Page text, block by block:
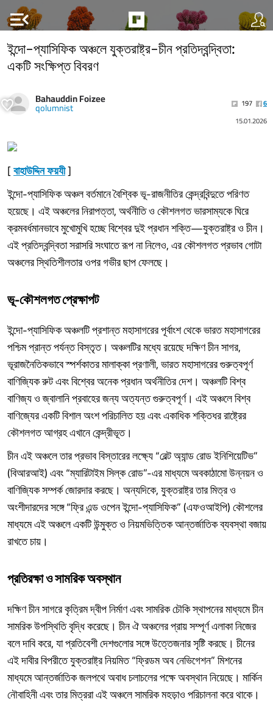
menu_open
ইন্দো-প্যাসিফিক অঞ্চলে যুক্তরাষ্ট্র-চীন প্রতিদ্বন্দ্বিতা:
একটি সংক্ষিপ্ত বিবরণ
Bahauddin Foizee
qolumnist 197
6
15.01.2026
[বাহাউদ্দিন ফয়যী]
ইন্দো-প্যাসিফিক অঞ্চল বর্তমানে বৈশ্বিক ভূ-রাজনীতির কেন্দ্রবিন্দুতে পরিণত
হয়েছে। এই অঞ্চলের নিরাপত্তা, অর্থনীতি ও কৌশলগত ভারসাম্যকে ঘিরে
ক্রমবর্ধমানভাবে মুখোমুখি হচ্ছে বিশ্বের দুই প্রধান শক্তি—যুক্তরাষ্ট্র ও চীন।
এই প্রতিদ্বন্দ্বিতা সরাসরি সংঘাতে রূপ না নিলেও, এর কৌশলগত প্রভাব গোটা
অঞ্চলের স্থিতিশীলতার ওপর গভীর ছাপ ফেলছে।
ভূ-কৌশলগতপ্রেক্ষাপট
ইন্দো-প্যাসিফিক অঞ্চলটি প্রশান্ত মহাসাগরের পূর্বাংশ থেকে ভারত মহাসাগরের
পশ্চিম প্রান্ত পর্যন্ত বিস্তৃত। অঞ্চলটির মধ্যে রয়েছে দক্ষিণ চীন সাগর,
ভূরাজনৈতিকভাবে স্পর্শকাতর মালাক্কা প্রণালী, ভারত মহাসাগরের গুরুত্বপূর্ণ
বাণিজ্যিক রুট এবং বিশ্বের অনেক প্রধান অর্থনীতির দেশ। অঞ্চলটি বিশ্ব
বাণিজ্য ও জ্বালানি প্রবাহের জন্য অত্যন্ত গুরুত্বপূর্ণ। এই অঞ্চলে বিশ্ব
বাণিজ্যের একটি বিশাল অংশ পরিচালিত হয় এবং একাধিক শক্তিধর রাষ্ট্রের
কৌশলগত আগ্রহ এখানে কেন্দ্রীভূত।
চীন এই অঞ্চলে তার প্রভাব বিস্তারের লক্ষ্যে “বেল্ট অ্যান্ড রোড ইনিশিয়েটিভ”
(বিআরআই) এবং “ম্যারিটাইম সিল্ক রোড”-এর মাধ্যমে অবকাঠামো উন্নয়ন ও
বাণিজ্যিক সম্পর্ক জোরদার করছে। অন্যদিকে, যুক্তরাষ্ট্র তার মিত্র ও
অংশীদারদের সঙ্গে “ফ্রি এন্ড ওপেন ইন্দো-প্যাসিফিক” (এফওআইপি) কৌশলের
মাধ্যমে এই অঞ্চলে একটি উন্মুক্ত ও নিয়মভিত্তিক আন্তর্জাতিক ব্যবস্থা বজায়
রাখতে চায়।
প্রতিরক্ষাওসামরিকঅবস্থান
দক্ষিণ চীন সাগরে কৃত্রিম দ্বীপ নির্মাণ এবং সামরিক চৌকি স্থাপনের মাধ্যমে চীন
সামরিক উপস্থিতি বৃদ্ধি করেছে। চীন ঐ অঞ্চলের প্রায় সম্পূর্ণ এলাকা নিজের
বলে দাবি করে, যা প্রতিবেশী দেশগুলোর সঙ্গে উত্তেজনার সৃষ্টি করছে। চীনের
এই দাবীর বিপরীতে যুক্তরাষ্ট্র নিয়মিত “ফ্রিডম অব নেভিগেশন” মিশনের
মাধ্যমে আন্তর্জাতিক জলপথে অবাধ চলাচলের পক্ষে অবস্থান নিয়েছে। মার্কিন
নৌবাহিনী এবং তার মিত্ররা এই অঞ্চলে সামরিক মহড়াও পরিচালনা করে থাকে।